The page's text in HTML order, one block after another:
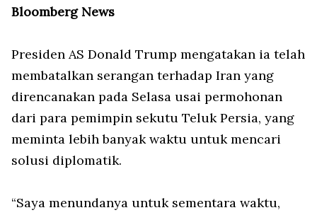
Bloomberg News
Presiden AS Donald Trump mengatakan ia telah
membatalkan serangan terhadap Iran yang
direncanakan pada Selasa usai permohonan
dari para pemimpin sekutu Teluk Persia, yang
meminta lebih banyak waktu untuk mencari
solusi diplomatik.
“Saya menundanya untuk sementara waktu,